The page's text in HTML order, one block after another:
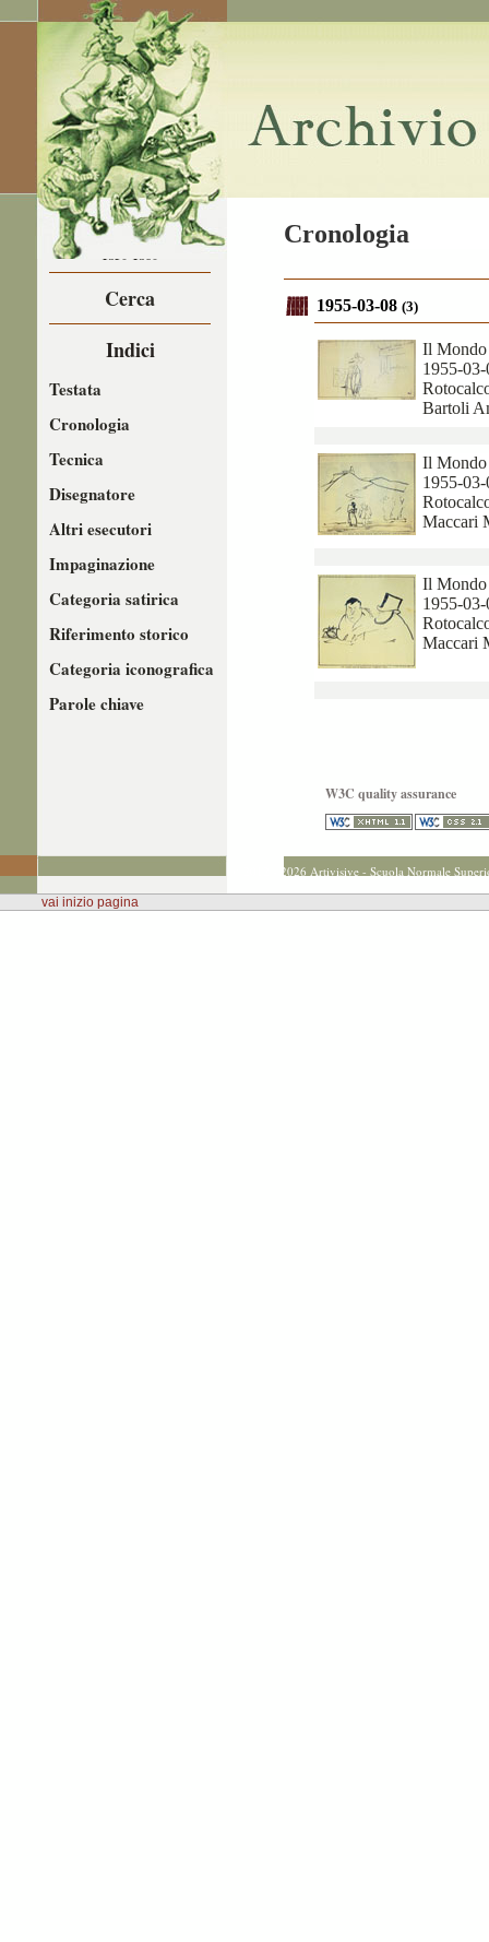
LA CARICATURA
NEL
1850-1860
Cerca
Indici
Testata
Cronologia
Tecnica
Disegnatore
Altri esecutori
Impaginazione
Categoria satirica
Riferimento storico
Categoria iconografica
Parole chiave
Cronologia
1955-03-08 (3)
Il Mondo
1955-
Bartoli
Il Mondo
1955-
Maccari
Il Mondo
1955-
Maccari
W3C quality assurance
© 2012 - 2026 Artivisive - Scuola Normale
vai inizio pagina